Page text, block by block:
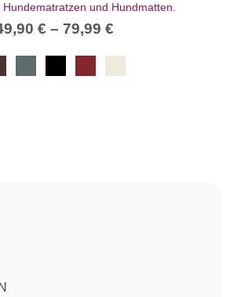
Hundematratzen und Hundmatten.
€ – 79,99 €